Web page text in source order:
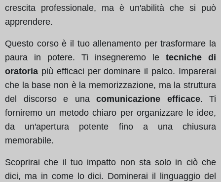
crescita professionale, ma è un'abilità che si può
apprendere.
Questo corso è il tuo allenamento per trasformare la
paura in potere. Ti insegneremo le tecniche di
oratoria più efficaci per dominare il palco. Imparerai
che la base non è la memorizzazione, ma la struttura
del discorso e una comunicazione efficace. Ti
forniremo un metodo chiaro per organizzare le idee,
da un'apertura potente fino a una chiusura
memorabile.
Scoprirai che il tuo impatto non sta solo in ciò che
dici, ma in come lo dici. Dominerai il linguaggio del